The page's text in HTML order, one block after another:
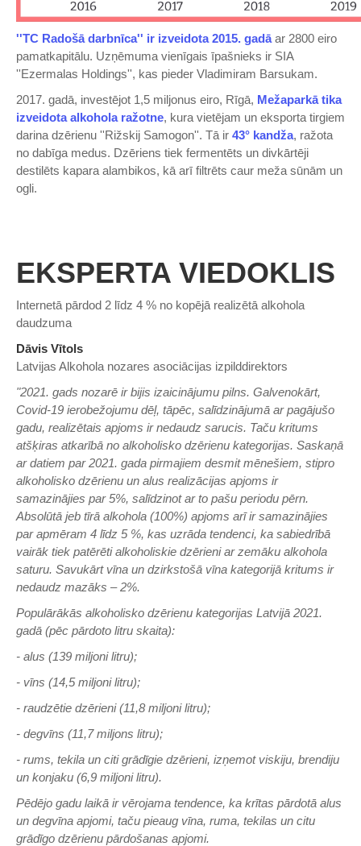
''TC Radošā darbnīca'' ir izveidota 2015. gadāar 2800 eiro
pamatkapitālu. Uzņēmuma vienīgais īpašnieks ir SIA
''Ezermalas Holdings'', kas pieder Vladimiram Barsukam.
2017. gadā, investējot 1,5 miljonus eiro, Rīgā, Mežaparkā tika
izveidota alkohola ražotne, kura vietējam un eksporta tirgiem
darina dzērienu ''Rižskij Samogon''. Tā ir 43° kandža, ražota
no dabīga medus. Dzēriens tiek fermentēts un divkārtēji
destilēts kapara alambikos, kā arī filtrēts caur meža sūnām un
ogli.
EKSPERTA VIEDOKLIS
Internetā pārdod 2 līdz 4 % no kopējā realizētā alkohola
daudzuma
Dāvis Vītols
Latvijas Alkohola nozares asociācijas izpilddirektors
"2021. gads nozarē ir bijis izaicinājumu pilns. Galvenokārt,
Covid-19 ierobežojumu dēļ, tāpēc, salīdzinājumā ar pagājušo
gadu, realizētais apjoms ir nedaudz sarucis. Taču kritums
atšķiras atkarībā no alkoholisko dzērienu kategorijas. Saskaņā
ar datiem par 2021. gada pirmajiem desmit mēnešiem, stipro
alkoholisko dzērienu un alus realizācijas apjoms ir
samazinājies par 5%, salīdzinot ar to pašu periodu pērn.
Absolūtā jeb tīrā alkohola (100%) apjoms arī ir samazinājies
par apmēram 4 līdz 5 %, kas uzrāda tendenci, ka sabiedrībā
vairāk tiek patērēti alkoholiskie dzērieni ar zemāku alkohola
saturu. Savukārt vīna un dzirkstošā vīna kategorijā kritums ir
nedaudz mazāks – 2%.
Populārākās alkoholisko dzērienu kategorijas Latvijā 2021.
gadā (pēc pārdoto litru skaita):
- alus (139 miljoni litru);
- vīns (14,5 miljoni litru);
- raudzētie dzērieni (11,8 miljoni litru);
- degvīns (11,7 miljons litru);
- rums, tekila un citi grādīgie dzērieni, izņemot viskiju, brendiju
un konjaku (6,9 miljoni litru).
Pēdējo gadu laikā ir vērojama tendence, ka krītas pārdotā alus
un degvīna apjomi, taču pieaug vīna, ruma, tekilas un citu
grādīgo dzērienu pārdošanas apjomi.